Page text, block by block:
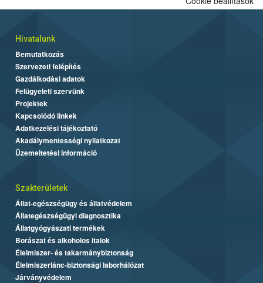
Hivatalunk
Bemutatkozás
Szervezeti felépítés
Gazdálkodási adatok
Felügyeleti szervünk
Projektek
Kapcsolódó linkek
Adatkezelési tájékoztató
Akadálymentességi nyilatkozat
Üzemeltetési információ
Szakterületek
Állat-egészségügy és állatvédelem
Állategészségügyi diagnosztika
Állatgyógyászati termékek
Borászat és alkoholos italok
Élelmiszer- és takarmánybiztonság
Élelmiszerlánc-biztonsági laborhálózat
Járványvédelem